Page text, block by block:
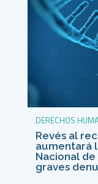
DERECHOS
Revés al
aumentará
Nacional
graves